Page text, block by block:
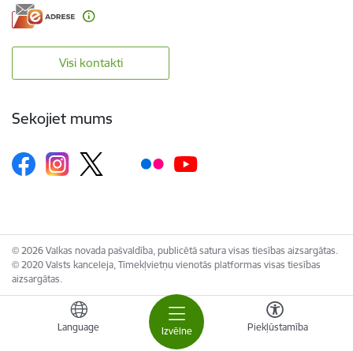
Izvēlne
Language Piekļūstamība
Visi kontakti
Sekojiet mums
© 2026 Valkas novada pašvaldība, publicētā satura visas tiesības aizsargātas.
© 2020 Valsts kanceleja, Tīmekļvietņu vienotās platformas visas tiesības
aizsargātas.